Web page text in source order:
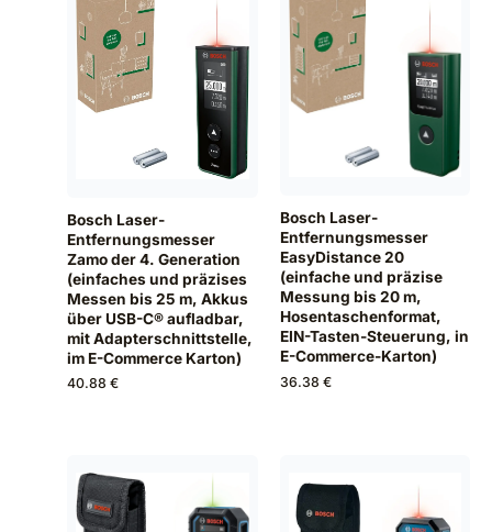
Bosch Laser-
Entfernungsmesser
Zamo der 4. Generation
(einfaches und präzises
Messen bis 25 m, Akkus
über USB-C® aufladbar,
mit Adapterschnittstelle,
im E-Commerce Karton)
40.88 €
Bosch Laser-
Entfernungsmesser
EasyDistance 20
(einfache und präzise
Messung bis 20 m,
Hosentaschenformat,
EIN-Tasten-Steuerung, in
E-Commerce-Karton)
36.38 €